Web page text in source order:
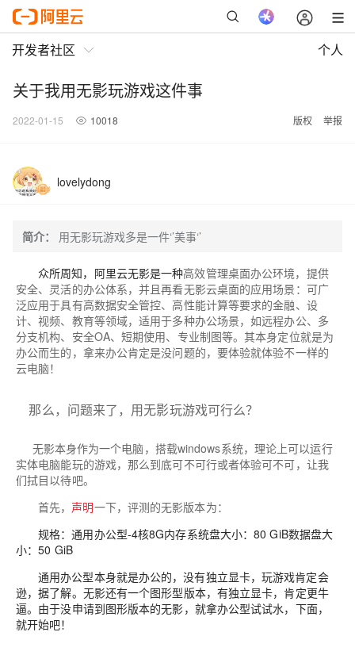
开发者社区 个人
关于我用无影玩游戏这件事
2022-01-15 10018 版权 举报
lovelydong
简介： 用无影玩游戏多是一件‘’美事‘’
众所周知，阿里云无影是一种高效管理桌面办公环境，提供
安全、灵活的办公体系，并且再看无影云桌面的应用场景：可广
泛应用于具有高数据安全管控、高性能计算等要求的金融、设
计、视频、教育等领域，适用于多种办公场景，如远程办公、多
分支机构、安全OA、短期使用、专业制图等。其本身定位就是为
办公而生的，拿来办公肯定是没问题的，要体验就体验不一样的
云电脑！
那么，问题来了，用无影玩游戏可行么？
无影本身作为一个电脑，搭载windows系统，理论上可以运行
实体电脑能玩的游戏，那么到底可不可行或者体验可不可，让我
们拭目以待吧。
首先， 声明一下，评测的无影版本为：
规格：通用办公型-4核8G内存系统盘大小：80 GiB数据盘大
小：50 GiB
通用办公型本身就是办公的，没有独立显卡，玩游戏肯定会
逊，据了解。 无影还有一个图形型版本，有独立显卡，肯定更牛
逼。由于没申请到图形版本的无影，就拿办公型试试水，下面，
就开始吧！